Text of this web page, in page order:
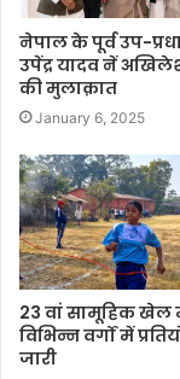
नेपाल के पूर्व उप-
उपेंद्र यादव नें
की मुलाक़ात
January 6, 2025
23 वां सामूहिक खेल
विभिन्न वर्गों में
जारी